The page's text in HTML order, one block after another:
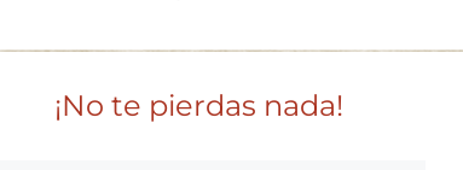
¡No te pierdas nada!